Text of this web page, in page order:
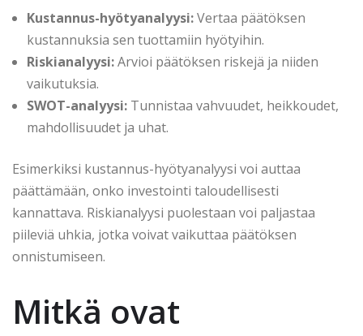
Kustannus-hyötyanalyysi:Vertaa päätöksen
kustannuksia sen tuottamiin hyötyihin.
Riskianalyysi:Arvioi päätöksen riskejä ja niiden
vaikutuksia.
SWOT-analyysi: Tunnistaa vahvuudet, heikkoudet,
mahdollisuudet ja uhat.
Esimerkiksi kustannus-hyötyanalyysi voi auttaa
päättämään, onko investointi taloudellisesti
kannattava. Riskianalyysi puolestaan voi paljastaa
piileviä uhkia, jotka voivat vaikuttaa päätöksen
onnistumiseen.
Mitkä ovat